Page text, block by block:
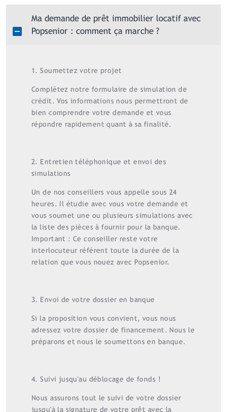
Ma demande de prêt immobilier locatif avec
Popsenior : comment ça marche ?
1. Soumettez votre projet
Complétez notre formulaire de simulation de
crédit. Vos informations nous permettront de
bien comprendre votre demande et vous
répondre rapidement quant à sa finalité.
2. Entretien téléphonique et envoi des
simulations
Un de nos conseillers vous appelle sous 24
heures. Il étudie avec vous votre demande et
vous soumet une ou plusieurs simulations avec
la liste des pièces à fournir pour la banque.
Important : Ce conseiller reste votre
interlocuteur référent toute la durée de la
relation que vous nouez avec Popsenior.
3. Envoi de votre dossier en banque
Si la proposition vous convient, vous nous
adressez votre dossier de financement. Nous le
préparons et nous le soumettons en banque.
4. Suivi jusqu'au déblocage de fonds !
Nous assurons tout le suivi de votre dossier
jusqu'à la signature de votre prêt avec la